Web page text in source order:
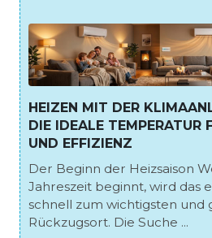
HEIZEN MIT DER
DIE IDEALE TEMPERATUR
UND EFFIZIENZ
Der Beginn der Heizsaison
Jahreszeit beginnt, wird das
schnell zum wichtigsten und
Rückzugsort. Die Suche ...